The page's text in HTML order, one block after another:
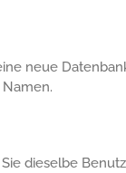
neue
dieselbe